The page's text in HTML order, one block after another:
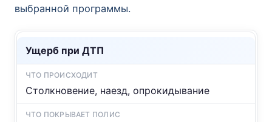
выбранной программы.
Ущерб при ДТП
Столкновение, наезд, опрокидывание